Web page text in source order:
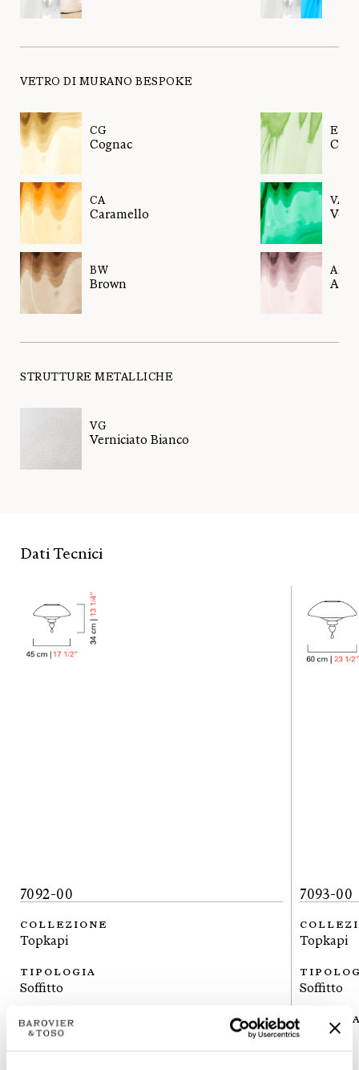
VETRO DI MURANO BESPOKE
CG
Cognac
CA
Caramello
BW
Brown
EL
VA
AM
STRUTTURE METALLICHE
VG
Verniciato Bianco
Dati Tecnici
7092-00
COLLEZIONE
Topkapi
TIPOLOGIA
Soffitto
ALTEZZA
34cm
13 ¼inc
7093-00
Topkapi
Soffitto
cm
17 ½inc